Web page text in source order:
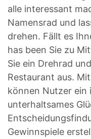
alle interessant
Namensrad und
drehen. Fällt es
has been Sie zu
Sie ein Drehrad
Restaurant aus.
können Nutzer ein
unterhaltsames
Gewinnspiele